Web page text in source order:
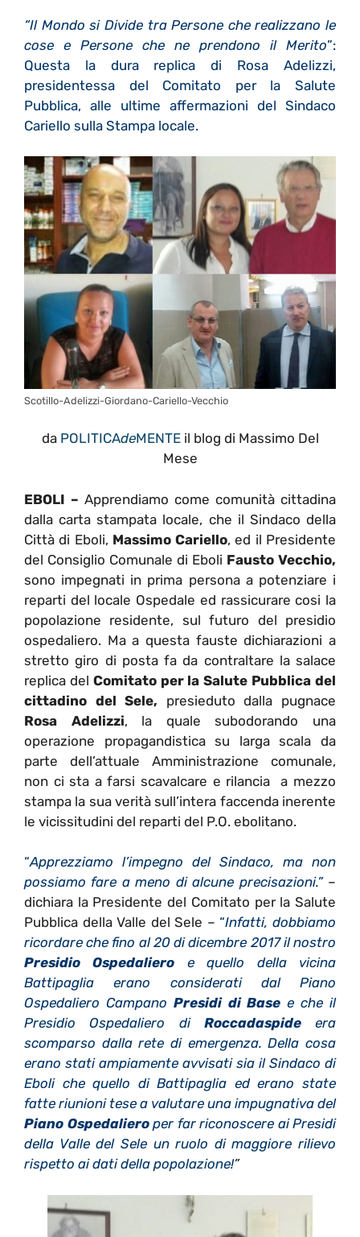
“Il Mondo si Divide tra Persone che realizzano le
cose e Persone che ne prendono il Merito”:
Questa la dura replica di Rosa Adelizzi,
presidentessa del Comitato per la Salute
Pubblica, alle ultime affermazioni del Sindaco
Cariello sulla Stampa locale.
Scotillo-Adelizzi-Giordano-Cariello-Vecchio
da POLITICAdeMENTEil blog di Massimo Del
Mese
EBOLI – Apprendiamo come comunità cittadina
dalla carta stampata locale, che il Sindaco della
Città di Eboli, Massimo Cariello, ed il Presidente
del Consiglio Comunale di Eboli Fausto Vecchio,
sono impegnati in prima persona a potenziare i
reparti del locale Ospedale ed rassicurare cosi la
popolazione residente, sul futuro del presidio
ospedaliero. Ma a questa fauste dichiarazioni a
stretto giro di posta fa da contraltare la salace
replica del Comitato per la Salute Pubblica del
cittadino del Sele, presieduto dalla pugnace
Rosa Adelizzi, la quale subodorando una
operazione propagandistica su larga scala da
parte dell’attuale Amministrazione comunale,
non ci sta a farsi scavalcare e rilancia a mezzo
stampa la sua verità sull’intera faccenda inerente
le vicissitudini del reparti del P.O. ebolitano.
“Apprezziamo l’impegno del Sindaco, ma non
possiamo fare a meno di alcune precisazioni.”–
dichiara la Presidente del Comitato per la Salute
Pubblica della Valle del Sele – “Infatti, dobbiamo
ricordare che fino al 20 di dicembre 2017 il nostro
Presidio Ospedaliero e quello della vicina
Battipaglia erano considerati dal Piano
Ospedaliero Campano Presidi di Basee che il
Presidio Ospedaliero di Roccadaspideera
scomparso dalla rete di emergenza. Della cosa
erano stati ampiamente avvisati sia il Sindaco di
Eboli che quello di Battipaglia ed erano state
fatte riunioni tese a valutare una impugnativa del
Piano Ospedalieroper far riconoscere ai Presidi
della Valle del Sele un ruolo di maggiore rilievo
rispetto ai dati della popolazione!”